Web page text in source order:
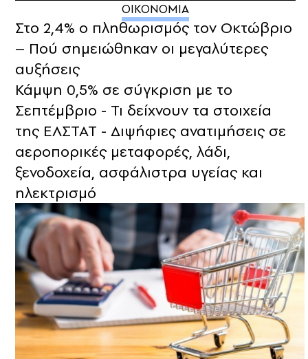
ΟΙΚΟΝΟΜΙΑ
Στο 2,4% ο πληθωρισμός τον Οκτώβριο
– Πού σημειώθηκαν οι μεγαλύτερες
αυξήσεις
Κάμψη 0,5% σε σύγκριση με το
Σεπτέμβριο - Τι δείχνουν τα στοιχεία
της ΕΛΣΤΑΤ - Διψήφιες ανατιμήσεις σε
αεροπορικές μεταφορές, λάδι,
ξενοδοχεία, ασφάλιστρα υγείας και
ηλεκτρισμό